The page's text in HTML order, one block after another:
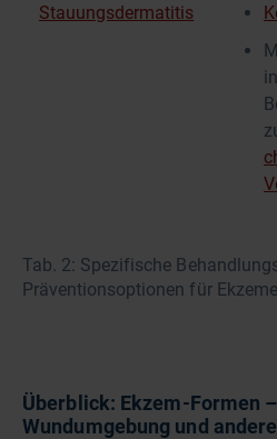
Stauungsdermatitis
Tab. 2: Spezifische
Präventionsoptionen für Ekzeme
Überblick: Ekzem-Formen
Wundumgebung und andere